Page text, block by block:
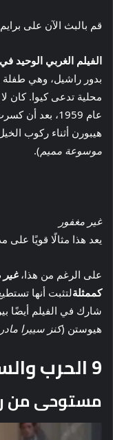
قم بالبث الآن على
الفيلم الغربي الوحيد
بدور راشيل، وهي طفلة
محلية تدعى كيوا. كان
عام 1959، بعد
هيبورن أثناء ركوب
موسوعة مميم).
غير مغفور
يعد هذا مثالًا قويًا
على الرغم من هذا،غير
كممثلةلتثبت أنها
شارك في الفيلم أيضًا
هيوستن (كنز سييرا
9الحرب
مستوحى من